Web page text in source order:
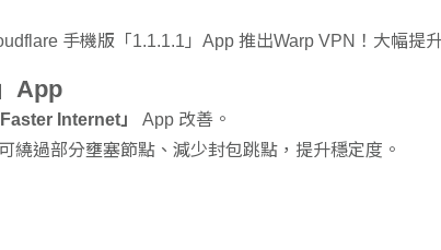
App
Internet」
App 改善。
繞過部分壅塞節點、減少封包跳點，提升穩定度。